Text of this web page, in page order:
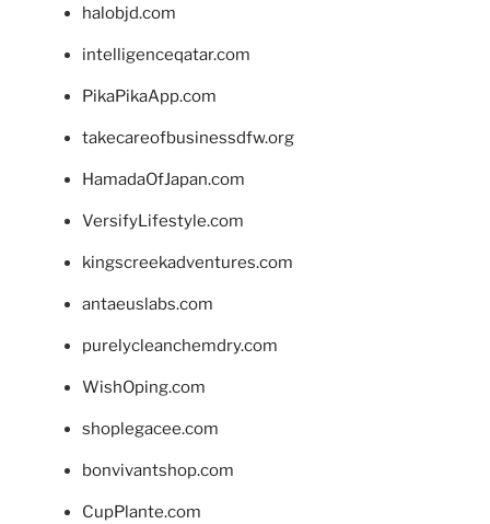
halobjd.com
intelligenceqatar.com
PikaPikaApp.com
takecareofbusinessdfw.org
HamadaOfJapan.com
VersifyLifestyle.com
kingscreekadventures.com
antaeuslabs.com
purelycleanchemdry.com
WishOping.com
shoplegacee.com
bonvivantshop.com
CupPlante.com